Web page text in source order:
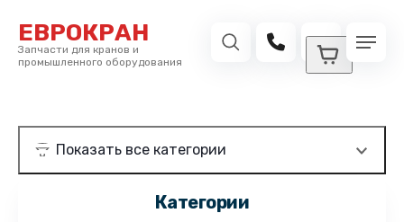
ЕВРОКРАН
Запчасти для кранов и
промышленного оборудования
Категории